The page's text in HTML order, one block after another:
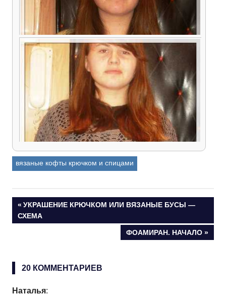
Летняя ажурная кофта крючком-кофточка цвета
вязаные кофты крючком и спицами
Навигация
ПРЕДЫДУЩАЯ
ЗАПИСЬ:
УКРАШЕНИЕ КРЮЧКОМ ИЛИ ВЯЗАНЫЕ БУСЫ —
СХЕМА
СЛЕДУЮЩАЯ
ФОАМИРАН. НАЧАЛО
20 КОММЕНТАРИЕВ
Наталья: